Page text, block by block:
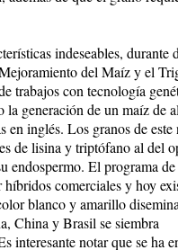
inde­sea­bles, durante
del Maíz y el
trabajos con tecnología
generación de un maíz de
en inglés. Los granos de
de lisina y triptófano al del
endospermo. El programa
comerciales y hoy
blanco y amarillo
China y Brasil se siembra
interesante notar que se ha